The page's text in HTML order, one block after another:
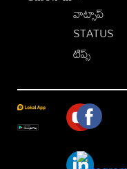
వాట్సాప్
STATUS
టిప్స్